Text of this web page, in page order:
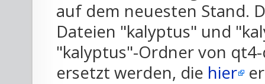
auf dem neuesten Stand.
Dateien "kalyptus" und
"kalyptus"-Ordner von
ersetzt werden, die hier